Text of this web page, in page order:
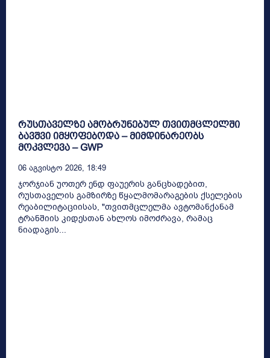
რუსთაველზე ამობრუნებულ თვითმცლელში
ბავშვი იმყოფებოდა – მიმდინარეობს
მოკვლევა – GWP
06 Აგვისტო 2026, 18:49
ჯორჯიან უოთერ ენდ ფაუერის განცხადებით,
რუსთაველის გამზირზე წყალმომარაგების ქსელების
რეაბილიტაციისას, "თვითმცლელმა ავტომანქანამ
ტრანშიის კიდესთან ახლოს იმოძრავა, რამაც
ნიადაგის...